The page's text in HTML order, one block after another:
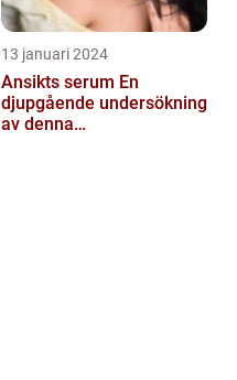
13 januari 2024
Ansikts serum En
djupgående undersökning
av denna